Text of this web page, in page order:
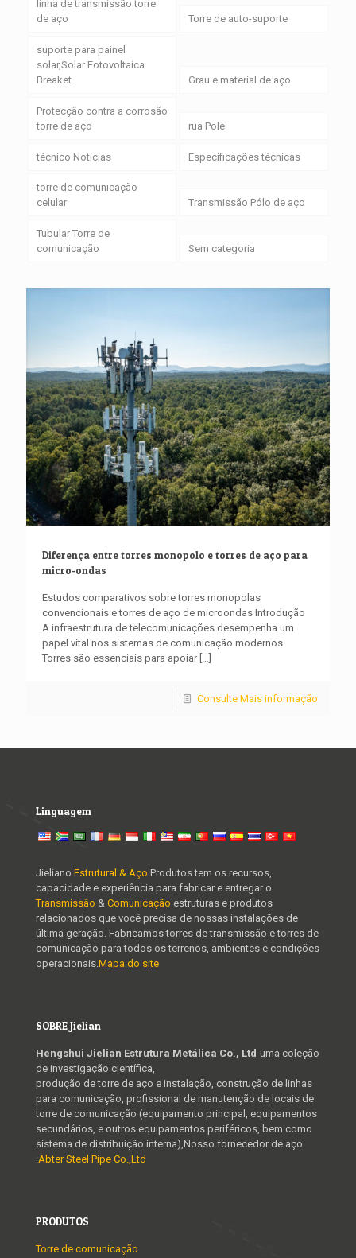
linha de transmissão torre
de aço
Torre de auto-suporte
suporte para painel
solar,Solar Fotovoltaica
Breaket
Grau e material de aço
Protecção contra a corrosão
torre de aço
rua Pole
técnico Notícias Especificações técnicas
torre de comunicação
celular
Transmissão Pólo de aço
Tubular Torre de
comunicação
Sem categoria
Diferença entre torres monopolo e torres de aço para
micro-ondas
Estudos comparativos sobre torres monopolas
convencionais e torres de aço de microondas Introdução
A infraestrutura de telecomunicações desempenha um
papel vital nos sistemas de comunicação modernos.
Torres são essenciais para apoiar[…]
Consulte Mais informação
Linguagem
Jieliano Estrutural & Aço Produtos tem os recursos,
capacidade e experiência para fabricar e entregar o
Transmissão & Comunicação estruturas e produtos
relacionados que você precisa de nossas instalações de
última geração. Fabricamos torres de transmissão e torres de
comunicação para todos os terrenos, ambientes e condições
operacionais. Mapa do site
SOBRE Jielian
Hengshui Jielian Estrutura Metálica Co., Ltd-uma coleção
de investigação científica,
produção de torre de aço e instalação, construção de linhas
para comunicação, profissional de manutenção de locais de
torre de comunicação (equipamento principal, equipamentos
secundários, e outros equipamentos periféricos, bem como
sistema de distribuição interna),Nosso fornecedor de aço
:Abter Steel Pipe Co.,Ltd
PRODUTOS
Torre de comunicação